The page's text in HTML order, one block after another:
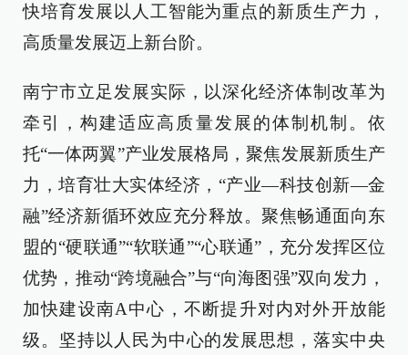
快培育发展以人工智能为重点的新质生产力，
高质量发展迈上新台阶。
南宁市立足发展实际，以深化经济体制改革为
牵引，构建适应高质量发展的体制机制。依
托“一体两翼”产业发展格局，聚焦发展新质生产
力，培育壮大实体经济，“产业—科技创新—金
融”经济新循环效应充分释放。聚焦畅通面向东
盟的“硬联通”“软联通”“心联通”，充分发挥区位
优势，推动“跨境融合”与“向海图强”双向发力，
加快建设南A中心，不断提升对内对外开放能
级。坚持以人民为中心的发展思想，落实中央